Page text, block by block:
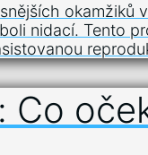
nidací. Tento
Co